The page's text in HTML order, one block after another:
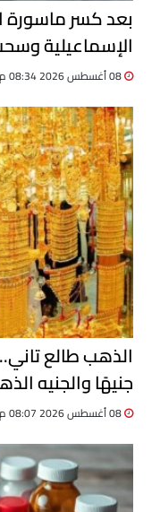
بعد كسر ماسورة
الإسماعيلية
جنيهًا والجنيه الذهب